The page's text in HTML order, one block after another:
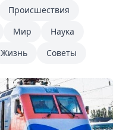
Происшествия
Мир
Наука
Жизнь Советы